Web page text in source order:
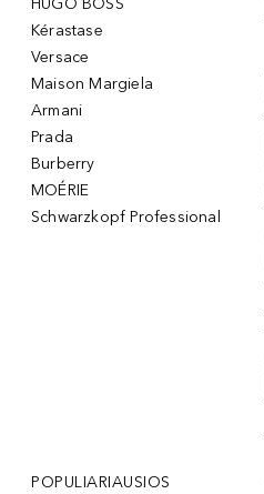
HUGO BOSS
Kérastase
Versace
Maison Margiela
Armani
Prada
Burberry
MOÉRIE
Schwarzkopf Professional
POPULIARIAUSIOS